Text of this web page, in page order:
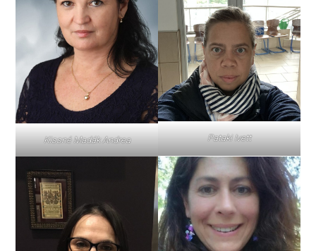
Kissné Madák Andrea Pataki Ivett